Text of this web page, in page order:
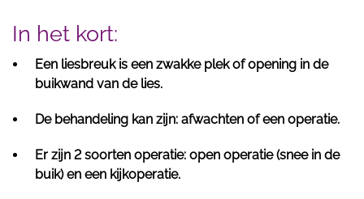
In het kort:
Een liesbreuk is een zwakke plek of opening in de
buikwand van de lies.
De behandeling kan zijn: afwachten of een operatie.
Er zijn 2 soorten operatie: open operatie (snee in de
buik) en een kijkoperatie.